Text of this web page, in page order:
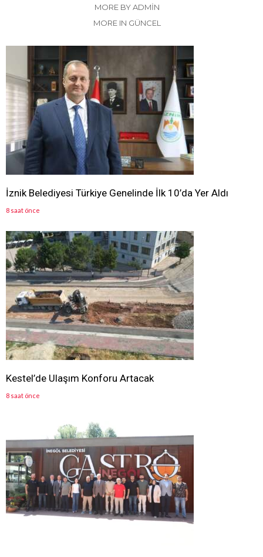
MORE BY ADMIN
MORE IN GÜNCEL
İznik Belediyesi Türkiye Genelinde İlk 10’da Yer Aldı
8 saat önce
Kestel’de Ulaşım Konforu Artacak
8 saat önce